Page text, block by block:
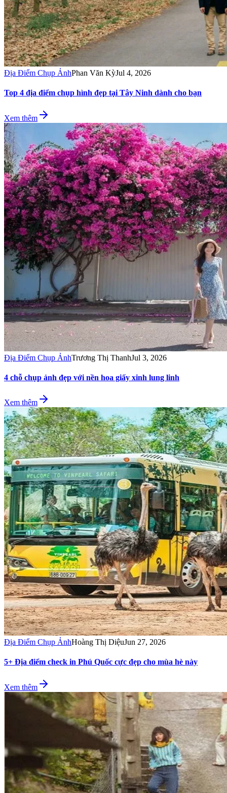
Địa Điểm Chụp ẢnhPhan Văn KỳJul 4, 2026
Top 4 địa điểm chụp hình đẹp tại Tây Ninh dành cho bạn
Xem thêm
Địa Điểm Chụp ẢnhTrương Thị ThanhJul 3, 2026
4 chỗ chụp ảnh đẹp với nền hoa giấy xinh lung linh
Xem thêm
Địa Điểm Chụp ẢnhHoàng Thị DiệuJun 27, 2026
5+ Địa điểm check in Phú Quốc cực đẹp cho mùa hè này
Xem thêm